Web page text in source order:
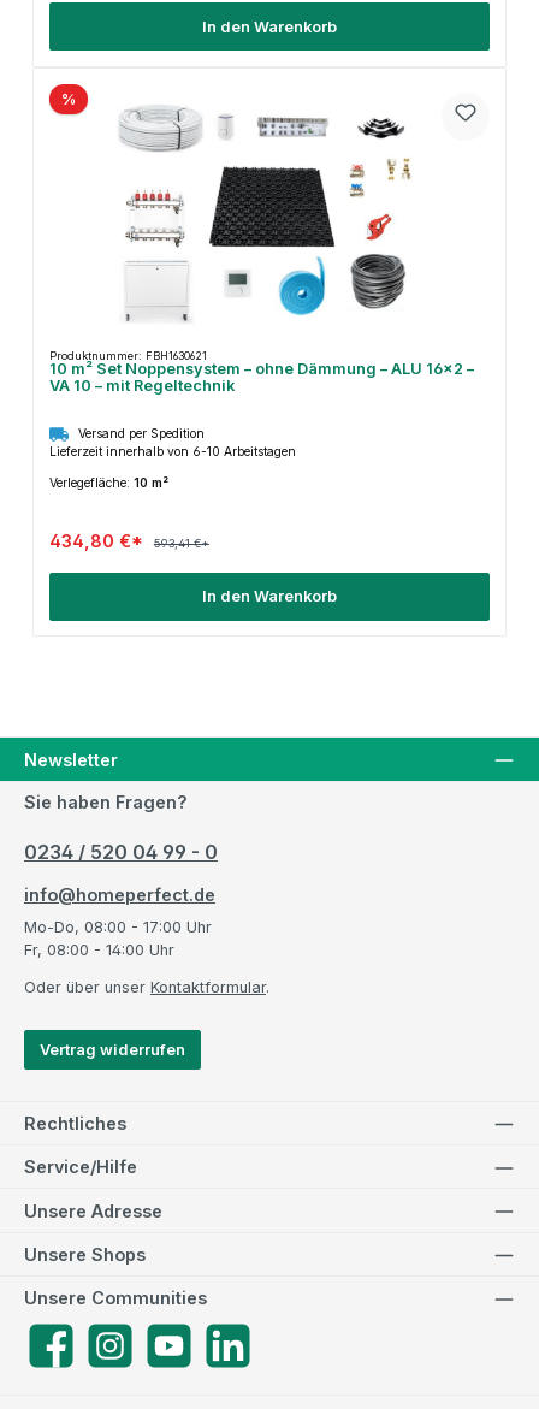
In den Warenkorb
%
Produktnummer: FBH1630621
10 m² Set Noppensystem – ohne Dämmung – ALU 16×2 –
VA 10 – mit Regeltechnik
Versand per Spedition
Lieferzeit innerhalb von 6-10 Arbeitstagen
Verlegefläche: 10 m²
434,80 €* 593,41 €*
In den Warenkorb
Newsletter
Sie haben Fragen?
0234 / 520 04 99 - 0
info@homeperfect.de
Mo-Do, 08:00 - 17:00 Uhr
Fr, 08:00 - 14:00 Uhr
Oder über unser Kontaktformular.
Vertrag widerrufen
Rechtliches
Service/Hilfe
Unsere Adresse
Unsere Communities
FacebookInstagramYouTube
Unsere Shops